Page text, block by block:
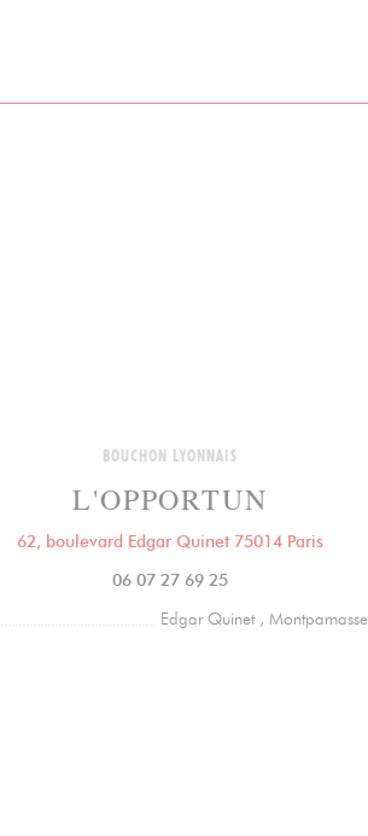
BOUCHON LYONNAIS
L'OPPORTUN
62, boulevard Edgar Quinet 75014 Paris
06 07 27 69 25
Edgar Quinet ,